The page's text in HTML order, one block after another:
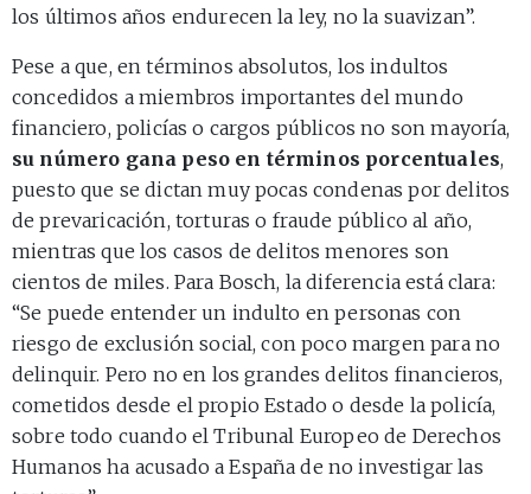
los últimos años endurecen la ley, no la suavizan”.
Pese a que, en términos absolutos, los indultos
concedidos a miembros importantes del mundo
financiero, policías o cargos públicos no son mayoría,
su número gana peso en términos porcentuales,
puesto que se dictan muy pocas condenas por delitos
de prevaricación, torturas o fraude público al año,
mientras que los casos de delitos menores son
cientos de miles. Para Bosch, la diferencia está clara:
“Se puede entender un indulto en personas con
riesgo de exclusión social, con poco margen para no
delinquir. Pero no en los grandes delitos financieros,
cometidos desde el propio Estado o desde la policía,
sobre todo cuando el Tribunal Europeo de Derechos
Humanos ha acusado a España de no investigar las